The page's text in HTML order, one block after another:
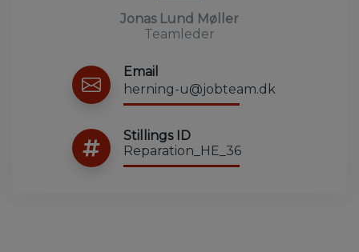
Jonas Lund Møller
Teamleder
Email
herning-u@jobteam.dk
Stillings ID
Reparation_HE_36